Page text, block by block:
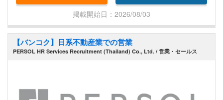
現地スタッフ）のマネジメント・育成 • KPI設計・
業績管理・営業プロセス改善 • 顧客満足度向上の
ための体制構築
掲載開始日：2026/08/03
【バンコク】日系不動産業での営業
PERSOL HR Services Recruitment (Thailand) Co., Ltd. / 営業・セールス